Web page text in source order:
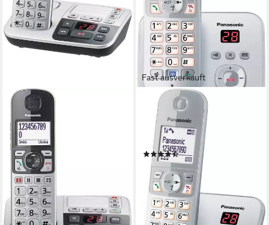
Fast ausverkauft
PANASONIC
KX-TG6821G Schnurloses
DECT-Telefon (Mobilteile: 1,
mit Anrufbeantworter)
(1773)
55,60 €
lieferbar - in 2-3 Werktagen bei dir